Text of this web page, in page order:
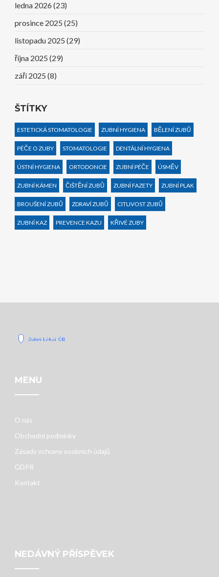
ledna 2026 (23)
prosince 2025 (25)
listopadu 2025 (29)
října 2025 (29)
září 2025 (8)
ŠTÍTKY
ESTETICKÁ STOMATOLOGIE ZUBNÍ HYGIENA BĚLENÍ ZUBŮ
PÉČE O ZUBY STOMATOLOGIE DENTÁLNÍ HYGIENA
ÚSTNÍ HYGIENA ORTODONCIE ZUBNÍ PÉČE ÚSMĚV
ZUBNÍ KÁMEN ČIŠTĚNÍ ZUBŮ ZUBNÍ FAZETY ZUBNÍ PLAK
BROUŠENÍ ZUBŮ ZDRAVÍ ZUBŮ CITLIVOST ZUBŮ
ZUBNÍ KAZ PREVENCE KAZU KŘIVÉ ZUBY
MENU
O nás
Obchodní podmínky
Zásady ochrany osobních údajů
GDPR
Kontakt
NEDÁVNÝ PŘÍSPĚVEK